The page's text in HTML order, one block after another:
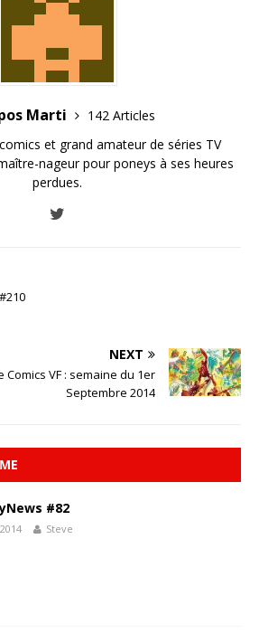
Marti
142 Articles
et grand amateur de séries TV
nageur pour poneys à ses heures
perdues.
NEXT
VF : semaine du 1er
Septembre 2014
#82
Steve